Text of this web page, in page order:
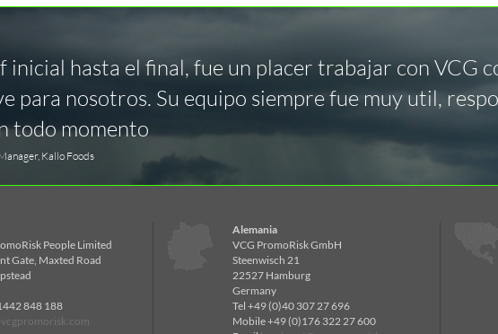
inicial hasta el final, fue un placer trabajar con VCG
para nosotros. Su equipo siempre fue muy util,
todo momento
Kallo Foods
People Limited
Gate, Maxted Road
848 188
Alemania
VCG PromoRisk GmbH
Steenwisch 21
22527 Hamburg
Germany
Tel +49 (0)40 307 27 696
Mobile +49 (0)176 322 27 600